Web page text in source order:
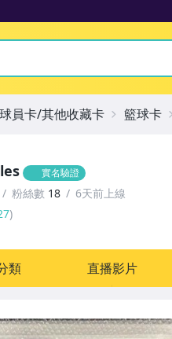
實名驗證
粉絲數 18
6天前上線
)
類 直播影片
球員卡/其他收藏卡 籃球卡